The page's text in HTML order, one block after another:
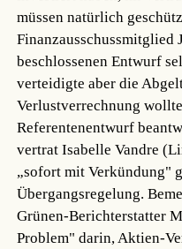
müssen natürlich
Finanzausschussmitglied
beschlossenen Entwurf
verteidigte aber die
Verlustverrechnung
Referentenentwurf
vertrat Isabelle Vandre
„sofort mit Verkündung"
Übergangsregelung.
Grünen-Berichterstatter
Problem" darin, Aktien-